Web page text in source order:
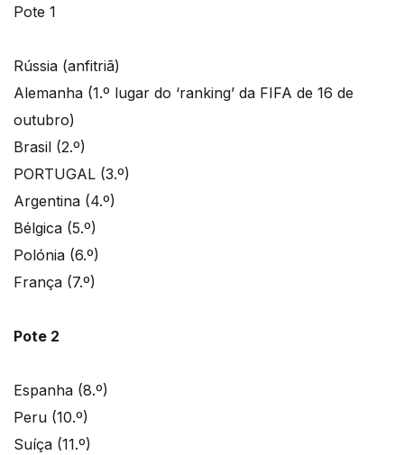
Pote 1
Rússia (anfitriã)
Alemanha (1.º lugar do ‘ranking’ da FIFA de 16 de
outubro)
Brasil (2.º)
PORTUGAL (3.º)
Argentina (4.º)
Bélgica (5.º)
Polónia (6.º)
França (7.º)
Pote 2
Espanha (8.º)
Peru (10.º)
Suíça (11.º)